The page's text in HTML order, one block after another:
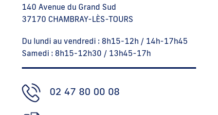
140 Avenue du Grand Sud
37170 CHAMBRAY-LÈS-TOURS
Du lundi au vendredi : 8h15-12h / 14h-17h45
Samedi : 8h15-12h30 / 13h45-17h
02 47 80 00 08